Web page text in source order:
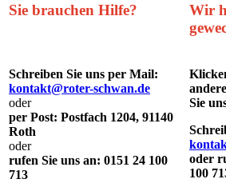
Sie brauchen Hilfe?
Wir
Schreiben Sie uns per Mail:
kontakt@roter-schwan.de
oder
per Post: Postfach 1204, 91140
Roth
oder
rufen Sie uns an: 0151 24 100
713
Sie
oder
100